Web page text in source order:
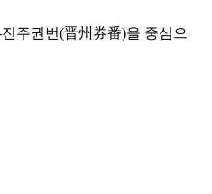
주권번(晋州券番)을 중심으